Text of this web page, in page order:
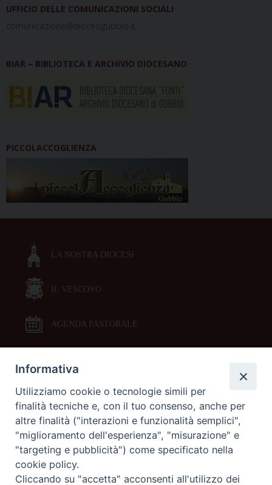
UFFICIO DELLE COMUNICAZIONI SOCIALI
comunicazione@diocesigubbio.it
BIAR – BIBLIOTECA E ARCHIVIO DIOCESANO
PICCOLACCOGLIENZA
LA NOSTRA DIOCESI
IL VESCOVO
AGENDA PASTORALE
DOCUMENTI PASTORALI
ORARI MESSE
LITURGIA DELLE ORE
Informativa
Utilizziamo cookie o tecnologie simili per
finalità tecniche e, con il tuo consenso, anche per
altre finalità ("interazioni e funzionalità semplici",
"miglioramento dell'esperienza", "misurazione" e
"targeting e pubblicità") come specificato nella
cookie policy.
Cliccando su "accetta" acconsenti all'utilizzo dei